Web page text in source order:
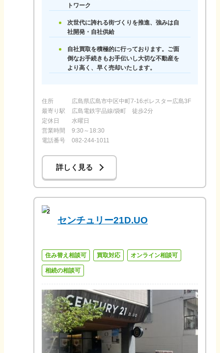
トワーク
次世代に誇れる街づくりを推進、強みは自
社開発・自社供給
自社買取を積極的に行っております。ご面
倒なお手続きもお手伝いし大切な不動産を
より高く、早く売却いたします。
住所
広島県広島市中区中町7-16ポレスター広島3F
最寄り駅
広島電鉄宇品線/袋町 徒歩2分
定休日
水曜日
営業時間
9:30～18:30
電話番号
082-244-1011
詳しく見る
2
センチュリー21D.UO
住み替え相談可 買取対応 オンライン相談可
相続の相談可